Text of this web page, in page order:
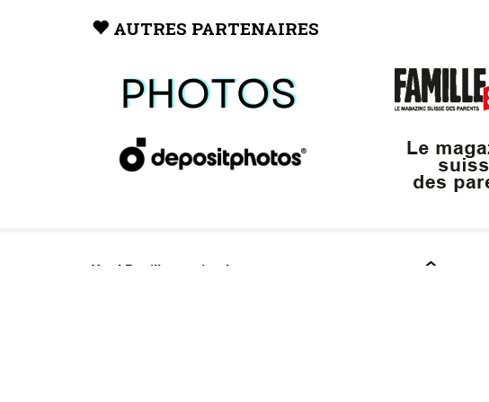
AUTRES PARTENAIRES
Vaud Famille, un site du groupe: